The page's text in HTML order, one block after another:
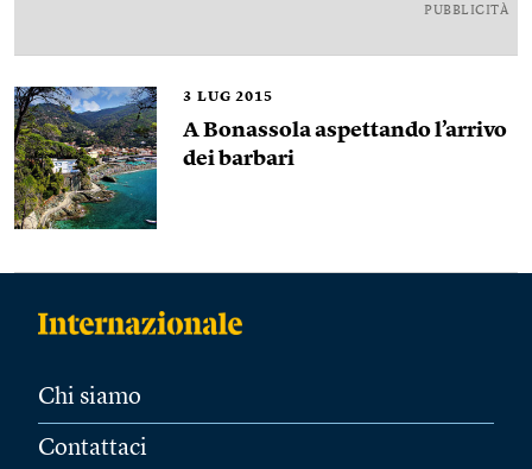
PUBBLICITÀ
3 LUG 2015
A Bonassola aspettando l’arrivo
dei barbari
Chi siamo
Contattaci